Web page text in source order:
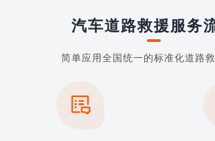
汽车道路救援服务
简单应用全国统一的标准化道路
